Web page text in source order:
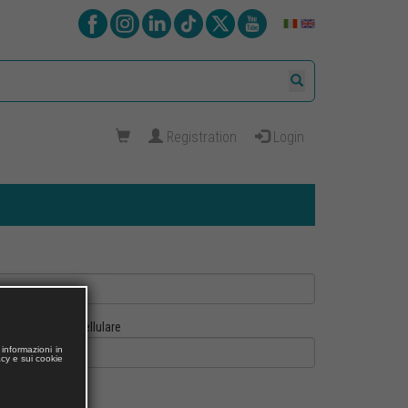
Registration Login
Cellulare
in
e sui cookie